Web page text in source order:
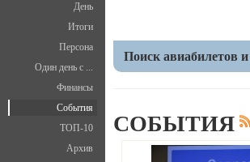
День
Итоги
Персона
Один день с ...
Финансы
События
ТОП-10
Архив
Поиск авиабилетов и
СОБЫТИЯ